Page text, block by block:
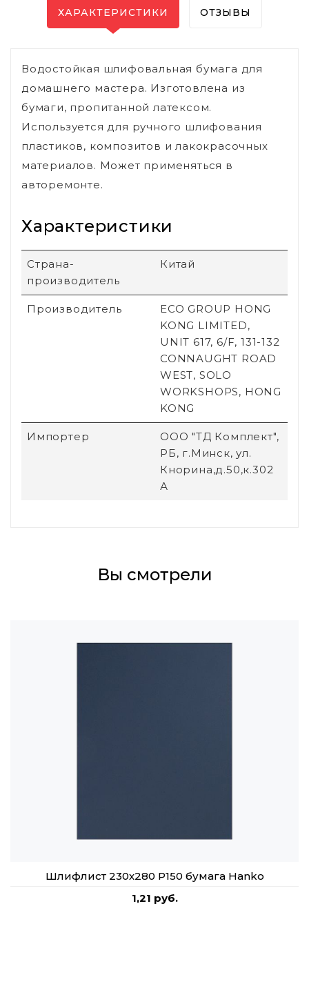
ХАРАКТЕРИСТИКИ ОТЗЫВЫ
Водостойкая шлифовальная бумага для
домашнего мастера. Изготовлена из
бумаги, пропитанной латексом.
Используется для ручного шлифования
пластиков, композитов и лакокрасочных
материалов. Может применяться в
авторемонте.
Характеристики
Страна-
производитель
Китай
Производитель
ECO GROUP HONG
KONG LIMITED,
UNIT 617, 6/F, 131-132
CONNAUGHT ROAD
WEST, SOLO
WORKSHOPS, HONG
KONG
Импортер
ООО "ТД Комплект",
РБ, г.Минск, ул.
Кнорина,д.50,к.302
А
Вы смотрели
Шлифлист 230х280 Р150 бумага Hanko
1,21 руб.